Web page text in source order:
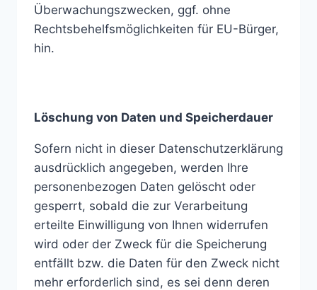
Überwachungszwecken, ggf. ohne
Rechtsbehelfsmöglichkeiten für EU-Bürger,
hin.
Löschung von Daten und Speicherdauer
Sofern nicht in dieser Datenschutzerklärung
ausdrücklich angegeben, werden Ihre
personenbezogen Daten gelöscht oder
gesperrt, sobald die zur Verarbeitung
erteilte Einwilligung von Ihnen widerrufen
wird oder der Zweck für die Speicherung
entfällt bzw. die Daten für den Zweck nicht
mehr erforderlich sind, es sei denn deren